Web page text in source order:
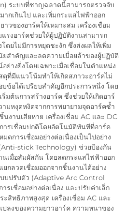
ระบบที่ชาญฉลาดนี้สามารถตรวจจับ
ากเกินไป และเพิ่มกระแสไฟฟ้าออก
วของอาร์คให้เหมาะสม เครื่องเชื่อม
รงอาร์คช่วยให้ผู้ปฏิบัติงานสามารถ
ดยไม่มีการหยุดชะงัก ซึ่งส่งผลให้เพิ่ม
สำคัญและลดความเมื่อยล้าของผู้ปฏิบัติ
างยิ่งโดยเฉพาะเมื่อเชื่อมในตำแหน่ง
ดุที่มีแนวโน้มทำให้เกิดสภาวะอาร์คไม่
ข้อได้เปรียบสำคัญอีกประการหนึ่ง โดย
มต้นการสร้างอาร์ค ซึ่งช่วยให้เกิดอาร์
มหงุดหงิดจากการพยายามจุดอาร์คซ้ำ
งานเสียหาย เครื่องเชื่อม AC และ DC
ารเชื่อมปกติโดยอัตโนมัติทันทีที่อาร์ค
ดการเชื่อมอย่างต่อเนื่องเป็นไปอย่าง
stick Technology) ช่วยป้องกัน
เมื่อสัมผัสกัน โดยลดกระแสไฟฟ้าออก
กลวดเชื่อมออกจากชิ้นงานได้อย่าง
บปรับตัว (Adaptive Arc Control
รเชื่อมอย่างต่อเนื่อง และปรับค่าเล็ก
ะสิทธิภาพสูงสุด เครื่องเชื่อม AC และ
ลงของความยาวอาร์ค ความหนาของ